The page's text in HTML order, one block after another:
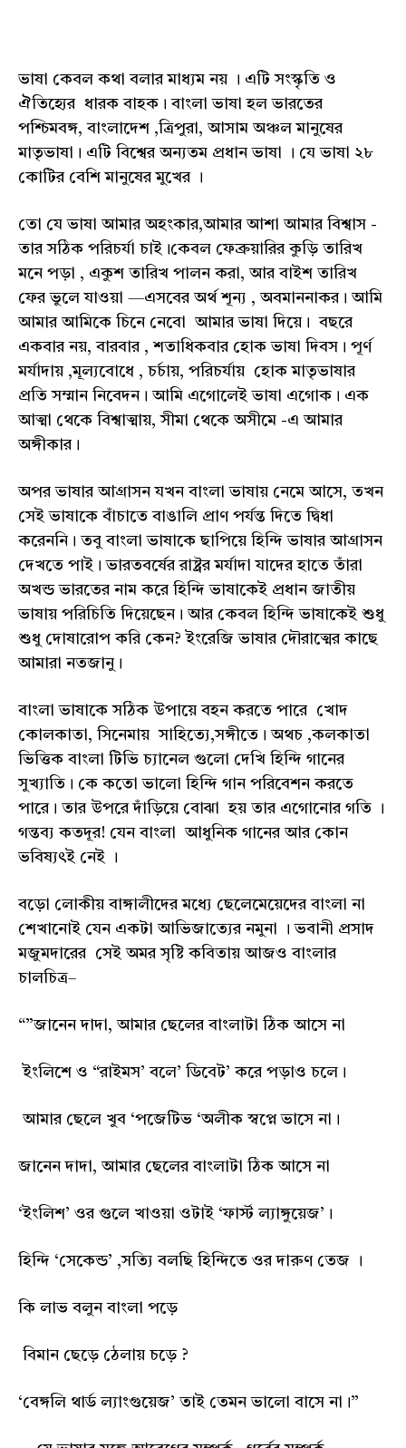
ভাষা কেবল কথা বলার মাধ্যম নয় । এটি সংস্কৃতি ও
ঐতিহ্যের ধারক বাহক। বাংলা ভাষা হল ভারতের
পশ্চিমবঙ্গ, বাংলাদেশ ,ত্রিপুরা, আসাম অঞ্চল মানুষের
মাতৃভাষা। এটি বিশ্বের অন্যতম প্রধান ভাষা । যে ভাষা ২৮
কোটির বেশি মানুষের মুখের ।
তো যে ভাষা আমার অহংকার,আমার আশা আমার বিশ্বাস -
তার সঠিক পরিচর্যা চাই।কেবল ফেব্রুয়ারির কুড়ি তারিখ
মনে পড়া , একুশ তারিখ পালন করা, আর বাইশ তারিখ
ফের ভুলে যাওয়া —এসবের অর্থ শূন্য , অবমাননাকর। আমি
আমার আমিকে চিনে নেবো আমার ভাষা দিয়ে। বছরে
একবার নয়, বারবার , শতাধিকবার হোক ভাষা দিবস। পূর্ণ
মর্যাদায় ,মূল্যবোধে , চর্চায়, পরিচর্যায় হোক মাতৃভাষার
প্রতি সম্মান নিবেদন। আমি এগোলেই ভাষা এগোক। এক
আত্মা থেকে বিশ্বাত্মায়, সীমা থেকে অসীমে -এ আমার
অঙ্গীকার।
অপর ভাষার আগ্রাসন যখন বাংলা ভাষায় নেমে আসে, তখন
সেই ভাষাকে বাঁচাতে বাঙালি প্রাণ পর্যন্ত দিতে দ্বিধা
করেননি। তবু বাংলা ভাষাকে ছাপিয়ে হিন্দি ভাষার আগ্রাসন
দেখতে পাই। ভারতবর্ষের রাষ্ট্রর মর্যাদা যাদের হাতে তাঁরা
অখন্ড ভারতের নাম করে হিন্দি ভাষাকেই প্রধান জাতীয়
ভাষায় পরিচিতি দিয়েছেন। আর কেবল হিন্দি ভাষাকেই শুধু
শুধু দোষারোপ করি কেন? ইংরেজি ভাষার দৌরাত্মের কাছে
আমারা নতজানু।
বাংলা ভাষাকে সঠিক উপায়ে বহন করতে পারে খোদ
কোলকাতা, সিনেমায় সাহিত্যে,সঙ্গীতে। অথচ ,কলকাতা
ভিত্তিক বাংলা টিভি চ্যানেল গুলো দেখি হিন্দি গানের
সুখ্যাতি। কে কতো ভালো হিন্দি গান পরিবেশন করতে
পারে। তার উপরে দাঁড়িয়ে বোঝা হয় তার এগোনোর গতি ।
গন্তব্য কতদূর! যেন বাংলা আধুনিক গানের আর কোন
ভবিষ্যৎই নেই ।
বড়ো লোকীয় বাঙ্গালীদের মধ্যে ছেলেমেয়েদের বাংলা না
শেখানোই যেন একটা আভিজাত্যের নমুনা । ভবানী প্রসাদ
মজুমদারের সেই অমর সৃষ্টি কবিতায় আজও বাংলার
চালচিত্র–
“”জানেন দাদা, আমার ছেলের বাংলাটা ঠিক আসে না
ইংলিশে ও “রাইমস’ বলে’ ডিবেট’ করে পড়াও চলে।
আমার ছেলে খুব ‘পজেটিভ ‘অলীক স্বপ্নে ভাসে না।
জানেন দাদা, আমার ছেলের বাংলাটা ঠিক আসে না
‘ইংলিশ’ ওর গুলে খাওয়া ওটাই ‘ফার্স্ট ল্যাঙ্গুয়েজ’।
হিন্দি ‘সেকেন্ড’ ,সত্যি বলছি হিন্দিতে ওর দারুণ তেজ ।
কি লাভ বলুন বাংলা পড়ে
বিমান ছেড়ে ঠেলায় চড়ে ?
‘বেঙ্গলি থার্ড ল্যাংগুয়েজ’ তাই তেমন ভালো বাসে না।”